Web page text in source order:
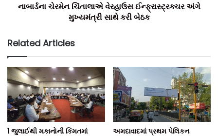
નાબાર્ડના ચેરમેન ચિંતાલાએ વેરહાઉસ ઈન્ફ્રાસ્ટ્રક્ચર અંગે
મુખ્યમંત્રી સાથે કરી બેઠક
Related Articles
1 જુલાઈથી મકાનોની કિંમતમાં
અમદાવાદમાં પ્રથમ પેલિકન